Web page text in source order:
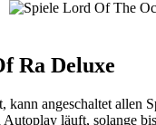
Ra Deluxe
angeschaltet allen
läuft, solange